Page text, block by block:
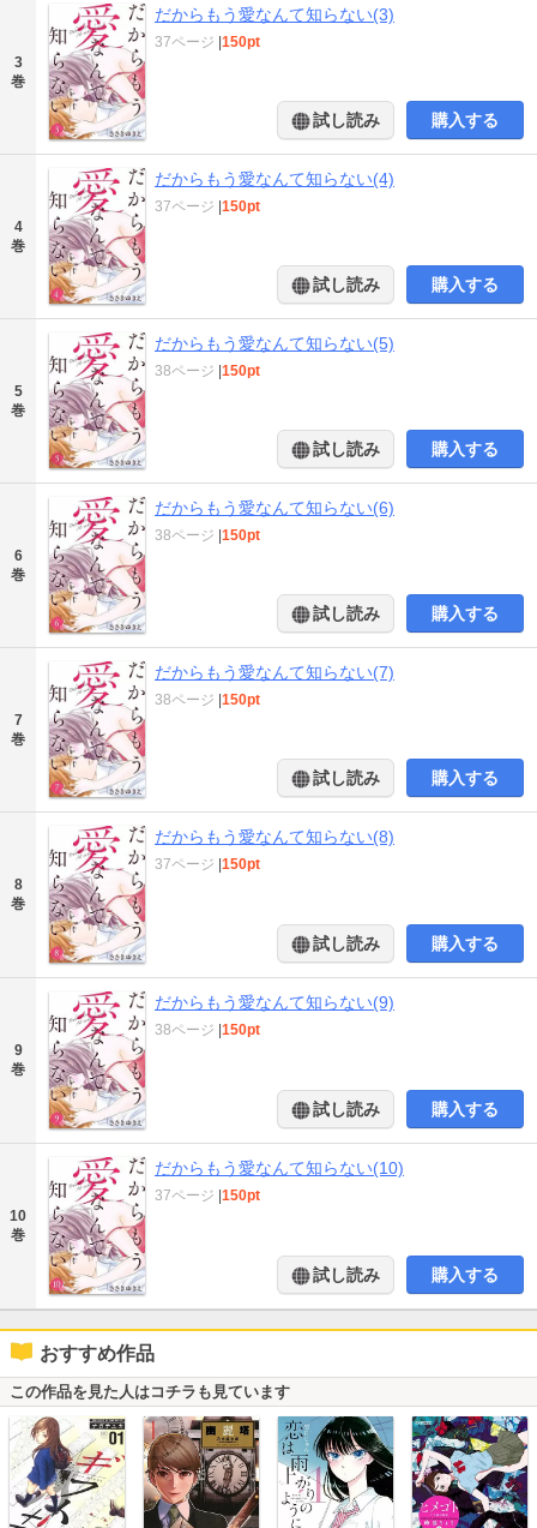
3
巻
だからもう愛なんて知らない(3)
37ページ |150pt
試し読み 購入する
4
巻
だからもう愛なんて知らない(4)
37ページ |150pt
試し読み 購入する
5
巻
だからもう愛なんて知らない(5)
38ページ |150pt
試し読み 購入する
6
巻
だからもう愛なんて知らない(6)
38ページ |150pt
試し読み 購入する
7
巻
だからもう愛なんて知らない(7)
38ページ |150pt
試し読み 購入する
8
巻
だからもう愛なんて知らない(8)
37ページ |150pt
試し読み 購入する
9
巻
だからもう愛なんて知らない(9)
38ページ |150pt
試し読み 購入する
10
巻
だからもう愛なんて知らない(10)
37ページ |150pt
試し読み 購入する
おすすめ作品
この作品を見た人はコチラも見ています